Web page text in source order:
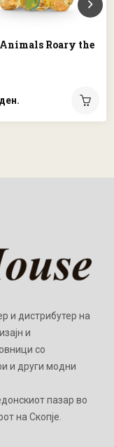
Roary the
и дистрибутер на
и
со
и други модни
пазар во
на Скопје.